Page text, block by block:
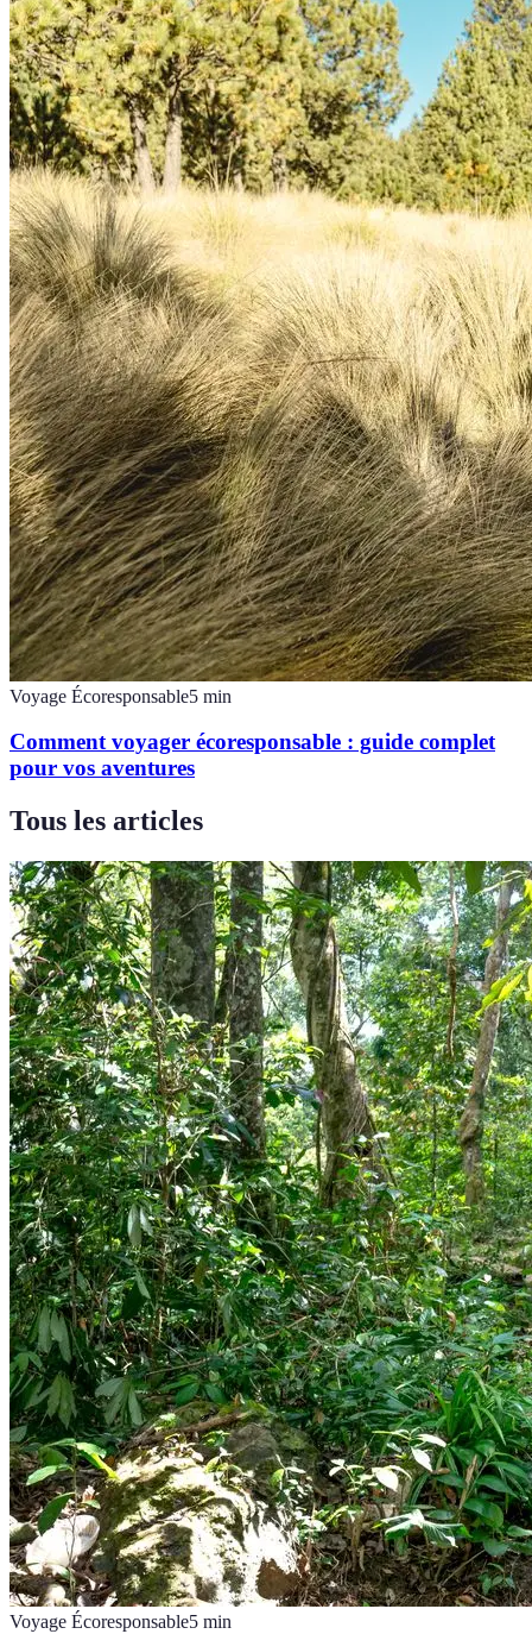
Voyage Écoresponsable5 min
Comment voyager écoresponsable : guide complet
pour vos aventures
Tous les articles
Voyage Écoresponsable5 min